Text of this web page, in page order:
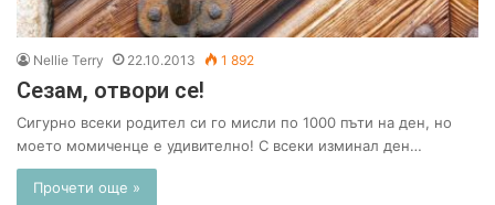
Nellie Terry 22.10.2013 1 892
Сезам, отвори се!
Сигурно всеки родител си го мисли по 1000 пъти на ден, но
моето момиченце е удивително! С всеки изминал ден…
Прочети още »